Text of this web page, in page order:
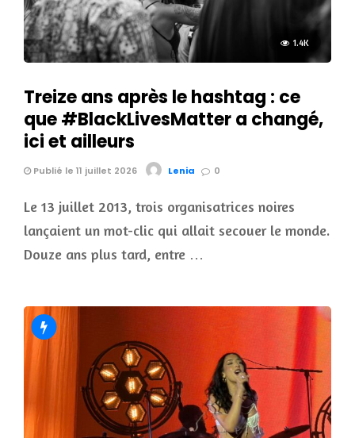
1.4K
Treize ans après le hashtag : ce
que #BlackLivesMatter a changé,
ici et ailleurs
Publié le 11 juillet 2026 Lenia 0
Le 13 juillet 2013, trois organisatrices noires
lançaient un mot-clic qui allait secouer le monde.
Douze ans plus tard, entre …